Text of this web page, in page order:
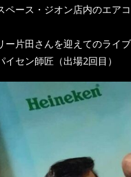
ペース・ジオン店内のエア
ー片田さんを迎えてのライブ
セン師匠（出場2回目）